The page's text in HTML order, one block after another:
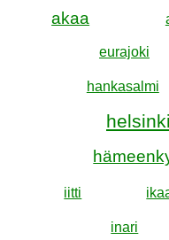
akaa
eurajoki
hankasalmi
iitti
inari